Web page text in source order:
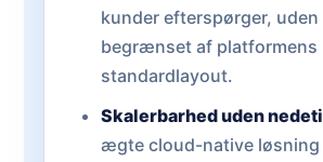
kunder efterspørger,
begrænset af platformens
standardlayout.
Skalerbarhed uden
ægte cloud-native løsning